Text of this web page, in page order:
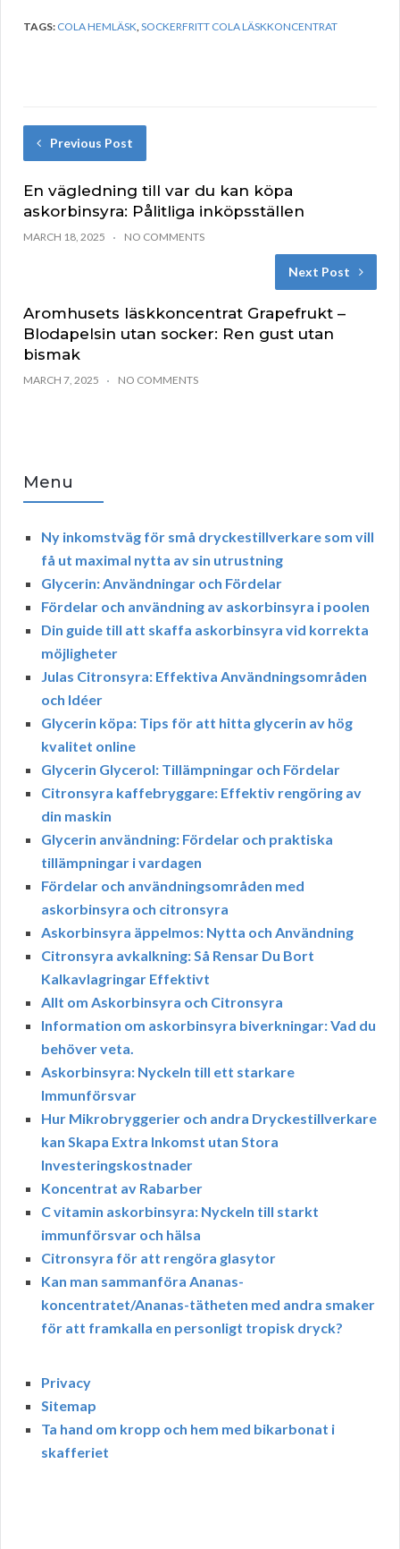
TAGS: COLA HEMLÄSK,SOCKERFRITT COLA LÄSKKONCENTRAT
Previous Post
En vägledning till var du kan köpa
askorbinsyra: Pålitliga inköpsställen
MARCH 18, 2025 NO COMMENTS
Next Post
Aromhusets läskkoncentrat Grapefrukt –
Blodapelsin utan socker: Ren gust utan
bismak
MARCH 7, 2025 NO COMMENTS
Menu
Ny inkomstväg för små dryckestillverkare som vill
få ut maximal nytta av sin utrustning
Glycerin: Användningar och Fördelar
Fördelar och användning av askorbinsyra i poolen
Din guide till att skaffa askorbinsyra vid korrekta
möjligheter
Julas Citronsyra: Effektiva Användningsområden
och Idéer
Glycerin köpa: Tips för att hitta glycerin av hög
kvalitet online
Glycerin Glycerol: Tillämpningar och Fördelar
Citronsyra kaffebryggare: Effektiv rengöring av
din maskin
Glycerin användning: Fördelar och praktiska
tillämpningar i vardagen
Fördelar och användningsområden med
askorbinsyra och citronsyra
Askorbinsyra äppelmos: Nytta och Användning
Citronsyra avkalkning: Så Rensar Du Bort
Kalkavlagringar Effektivt
Allt om Askorbinsyra och Citronsyra
Information om askorbinsyra biverkningar: Vad du
behöver veta.
Askorbinsyra: Nyckeln till ett starkare
Immunförsvar
Hur Mikrobryggerier och andra Dryckestillverkare
kan Skapa Extra Inkomst utan Stora
Investeringskostnader
Koncentrat av Rabarber
C vitamin askorbinsyra: Nyckeln till starkt
immunförsvar och hälsa
Citronsyra för att rengöra glasytor
Kan man sammanföra Ananas-
koncentratet/Ananas-tätheten med andra smaker
för att framkalla en personligt tropisk dryck?
Privacy
Sitemap
Ta hand om kropp och hem med bikarbonat i
skafferiet